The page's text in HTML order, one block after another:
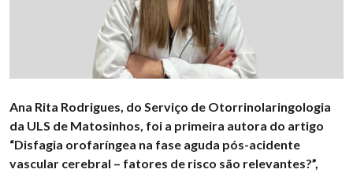
Ana Rita Rodrigues, do Serviço de Otorrinolaringologia
da ULS de Matosinhos, foi a primeira autora do artigo
“Disfagia orofaríngea na fase aguda pós-acidente
vascular cerebral – fatores de risco são relevantes?”,